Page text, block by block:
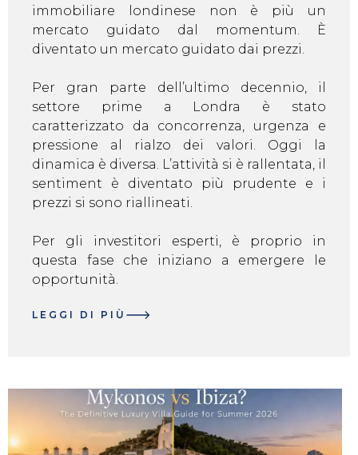
immobiliare londinese non è più un
mercato guidato dal momentum. È
diventato un mercato guidato dai prezzi.
Per gran parte dell’ultimo decennio, il
settore prime a Londra è stato
caratterizzato da concorrenza, urgenza e
pressione al rialzo dei valori. Oggi la
dinamica è diversa. L’attività si è rallentata, il
sentiment è diventato più prudente e i
prezzi si sono riallineati.
Per gli investitori esperti, è proprio in
questa fase che iniziano a emergere le
opportunità.
LEGGI DI PIÙ